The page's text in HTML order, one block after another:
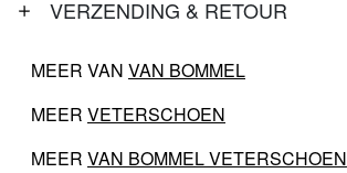
VERZENDING & RETOUR
MEER VAN VAN BOMMEL
MEER VETERSCHOEN
MEER VAN BOMMEL VETERSCHOEN